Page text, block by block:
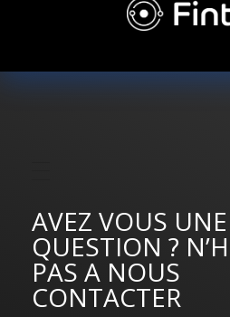
AVEZ VOUS UNE
QUESTION ?
PAS A NOUS
CONTACTER